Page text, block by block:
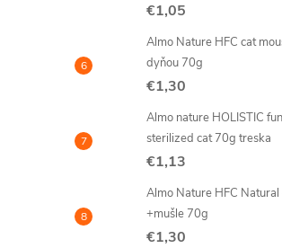
€1,05
Almo Nature HFC cat
dyňou 70g
€1,30
Almo nature HOLISTIC
sterilized cat 70g treska
€1,13
Almo Nature HFC
+mušle 70g
€1,30